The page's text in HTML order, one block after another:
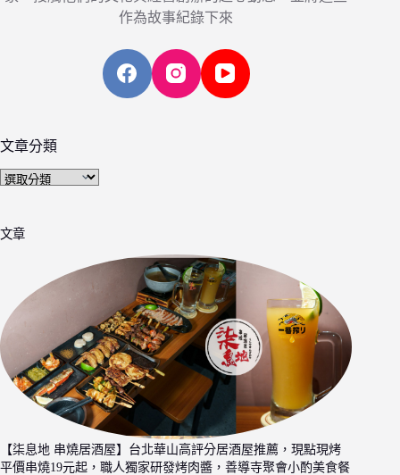
作為故事紀錄下來
文章分類
文
類
文章
【柒息地 串燒居酒屋】台北華山高評分居酒屋推薦，現點現烤
平價串燒19元起，職人獨家研發烤肉醬，善導寺聚會小酌美食餐